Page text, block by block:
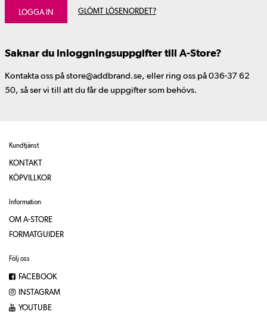
LOGGA IN GLÖMT LÖSENORDET?
Saknar du inloggningsuppgifter till A-Store?
Kontakta oss på store@addbrand.se, eller ring oss på 036-37 62
50, så ser vi till att du får de uppgifter som behövs.
Kundtjänst
KONTAKT
KÖPVILLKOR
Information
OM A-STORE
FORMATGUIDER
Följ oss
FACEBOOK
INSTAGRAM
YOUTUBE